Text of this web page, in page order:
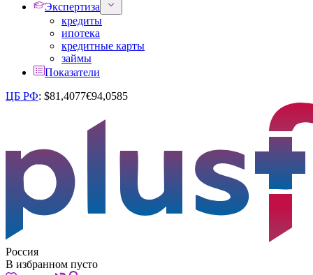
Экспертиза
кредиты
ипотека
кредитные карты
займы
Показатели
ЦБ РФ: $81,4077€94,0585
Россия
В избранном пусто